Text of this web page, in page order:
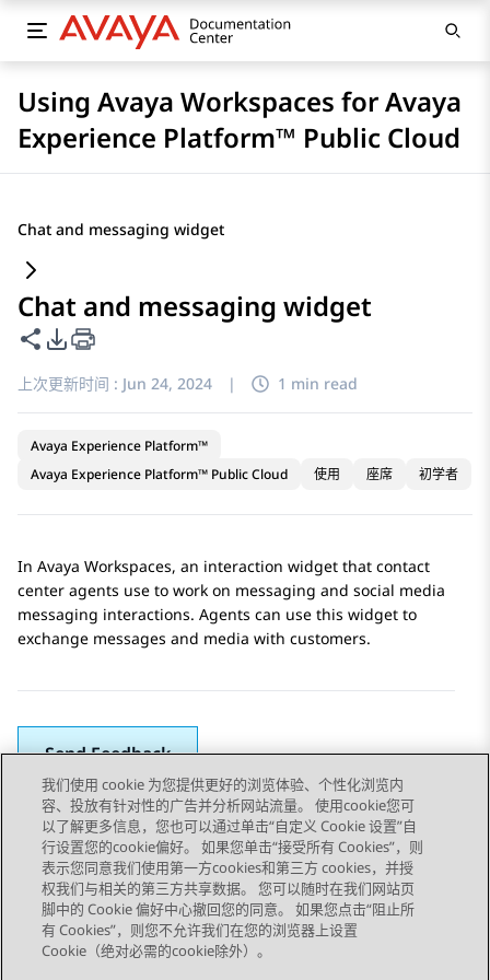
Using Avaya Workspaces for Avaya
Experience Platform™ Public Cloud
Chat and messaging widget
Chat and messaging widget
共享此页面
PDF 导出选项
上次更新时间 : Jun 24, 2024 | 1 min read
Avaya Experience Platform™
Avaya Experience Platform™ Public Cloud
使用 座席 初学者
In Avaya Workspaces, an interaction widget that contact
center agents use to work on messaging and social media
messaging interactions. Agents can use this widget to
exchange messages and media with customers.
Send Feedback
Topic navigation
上一主题 下一主题
STAY CONNECTED
我们使用 cookie 为您提供更好的浏览体验、个性化浏览内
容、投放有针对性的广告并分析网站流量。 使用cookie您可
以了解更多信息，您也可以通过单击“自定义 Cookie 设置”自
行设置您的cookie偏好。 如果您单击“接受所有 Cookies”，则
表示您同意我们使用第一方cookies和第三方 cookies，并授
权我们与相关的第三方共享数据。 您可以随时在我们网站页
脚中的 Cookie 偏好中心撤回您的同意。 如果您点击“阻止所
有 Cookies”，则您不允许我们在您的浏览器上设置
Cookie（绝对必需的cookie除外）。